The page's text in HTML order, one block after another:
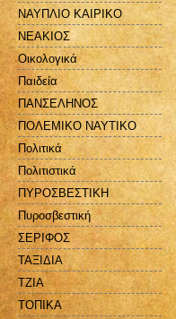
ΝΑΥΠΛΙΟ ΚΑΙΡΙΚΟ
ΝΕΑΚΙΟΣ
Οικολογικά
Παιδεία
ΠΑΝΣΕΛΗΝΟΣ
ΠΟΛΕΜΙΚΟ ΝΑΥΤΙΚΟ
Πολιτικά
Πολιτιστικά
ΠΥΡΟΣΒΕΣΤΙΚΗ
Πυροσβεστική
ΣΕΡΙΦΟΣ
ΤΑΞΙΔΙΑ
ΤΖΙΑ
ΤΟΠΙΚΑ